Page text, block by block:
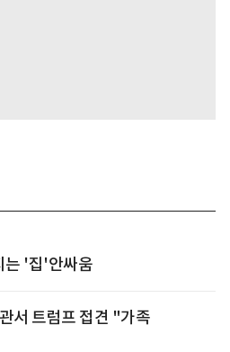
는 '집'안싸움
서 트럼프 접견 "가족